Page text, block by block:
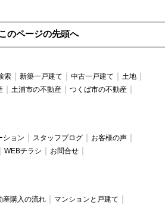
のページの先頭へ
索 新築一戸建て 中古一戸建て
土地
土浦市の不動産
つくば市の不動産
ション スタッフブログ
お客様の声
WEBチラシ
お問合せ
産購入の流れ
マンションと戸建て